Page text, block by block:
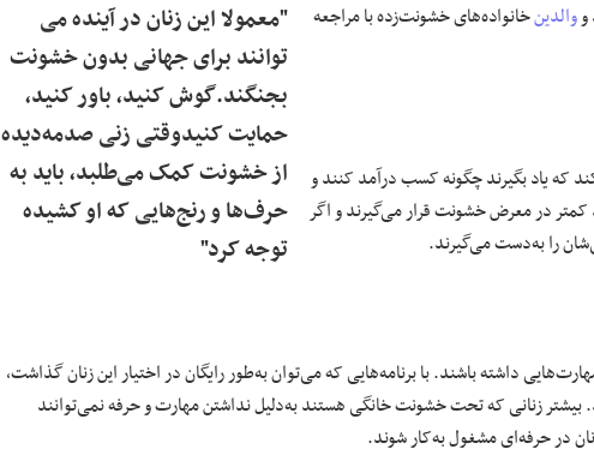
"معمولا این زنان در آینده می
توانند برای جهانی بدون خشونت
بجنگند.گوش کنید، باور کنید،
حمایت کنیدوقتی زنی صدمه‌دیده
از خشونت کمک می‌طلبد، باید به
حرف‌ها و رنج‌هایی که او کشیده
توجه کرد"
ووالدینخانواده‌های خشونت‌زده با مراجعه
که یاد بگیرند چگونه کسب درآمد کنند و
کمتر در معرض خشونت قرار می‌گیرند و اگر
را به‌دست می‌گیرند.
داشته باشند. با برنامه‌هایی که می‌توان به‌طور رایگان در اختیار این زنان گذاشت،
زنانی که تحت خشونت خانگی هستند به‌دلیل نداشتن مهارت و حرفه نمی‌توانند
در حرفه‌ای مشغول به‌کار شوند.